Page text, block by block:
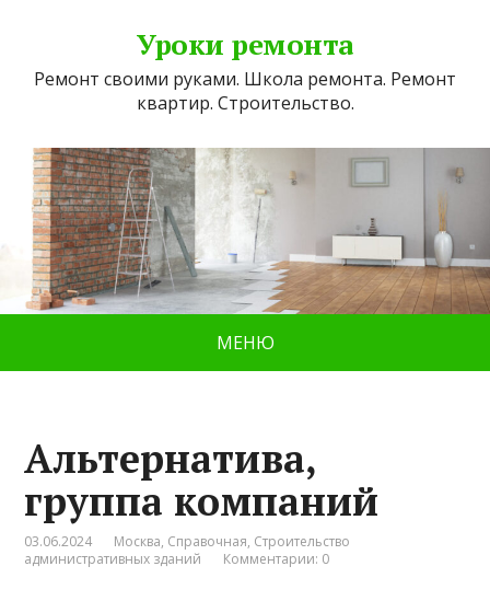
Уроки ремонта
Ремонт своими руками. Школа ремонта. Ремонт
квартир. Строительство.
МЕНЮ
Альтернатива,
группа компаний
03.06.2024 Москва, Справочная, Строительство
административных зданий
Комментарии: 0